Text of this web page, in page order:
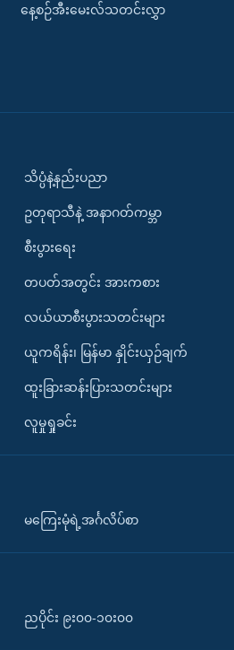
နေ့စဉ်အီးမေးလ်သတင်းလွှာ
သိပ္ပံနဲ့နည်းပညာ
ဥတုရာသီနဲ့ အနာဂတ်ကမ္ဘာ
စီးပွားရေး
တပတ်အတွင်း အားကစား
လယ်ယာစီးပွားသတင်းများ
ယူကရိန်း၊ မြန်မာ နှိုင်းယှဉ်ချက်
ထူးခြားဆန်းပြားသတင်းများ
လူမှုရှုခင်း
မကြေးမုံရဲ့အင်္ဂလိပ်စာ
ညပိုင်း ၉း၀၀-၁၀း၀၀